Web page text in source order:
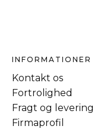
INFORMATIONER
Kontakt os
Fortrolighed
Fragt og levering
Firmaprofil